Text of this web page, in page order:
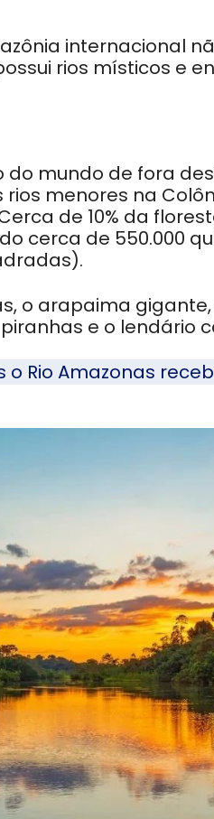
internacional
rios místicos e
mundo de fora
rios menores na
de 10% da
cerca de 550.000
, o arapaima
e o lendário
o Rio Amazonas